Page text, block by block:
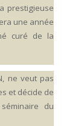
prestigieuse
une année
curé de la
ne veut pas
et décide de
du